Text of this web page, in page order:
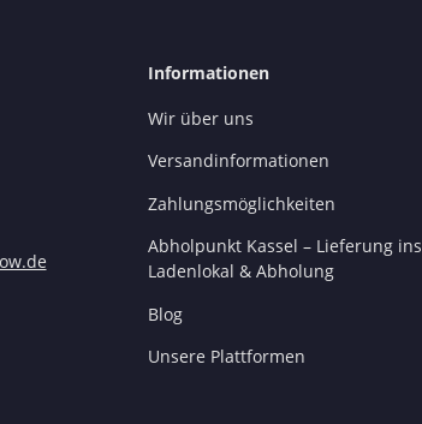
Informationen
Wir über uns
Versandinformationen
Zahlungsmöglichkeiten
Abholpunkt Kassel – Lieferung ins
Ladenlokal & Abholung
Blog
Unsere Plattformen